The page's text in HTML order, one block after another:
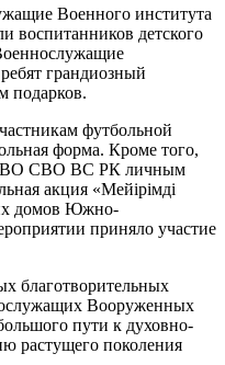
Военного института
воспитанников детского
грандиозный
подарков.
футбольной
форма. Кроме того,
ПВО СВО ВС РК личным
акция «Мейірімді
домов Южно-
приняло участие
благотворительных
Вооруженных
пути к духовно-
растущего поколения